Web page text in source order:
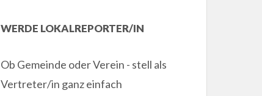
WERDE LOKALREPORTER/IN
Ob Gemeinde oder Verein - stell als
Vertreter/in ganz einfach